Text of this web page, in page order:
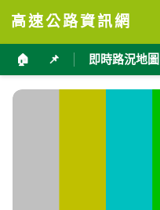
高速公路資訊網
🏠 📌 即時路況地圖